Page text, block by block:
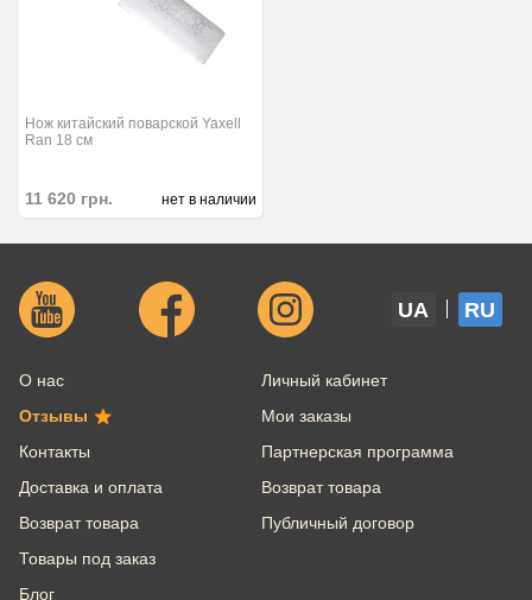
Нож китайский поварской Yaxell
Ran 18 см
11 620 грн. нет в наличии
UA RU
О нас
Отзывы
Контакты
Доставка и оплата
Возврат товара
Товары под заказ
Блог
Личный кабинет
Мои заказы
Партнерская программа
Возврат товара
Публичный договор